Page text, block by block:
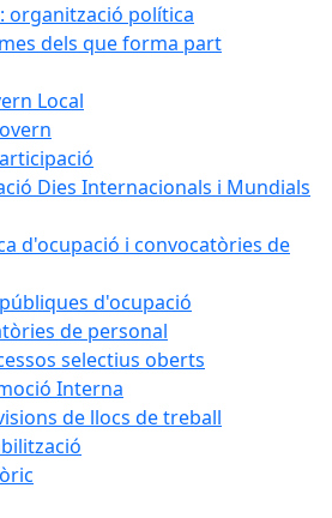
organització política
dels que forma part
Local
Dies Internacionals i Mundials
d'ocupació i convocatòries de
d'ocupació
de personal
selectius oberts
Interna
de llocs de treball